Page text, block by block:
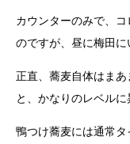
カウンターのみで、
のですが、昼に梅田に
正直、蕎麦自体はま
と、かなりのレベルに
鴨つけ蕎麦には通常